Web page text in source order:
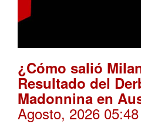
¿Cómo salió
Resultado del
Madonnina en
Agosto, 2026 05:48